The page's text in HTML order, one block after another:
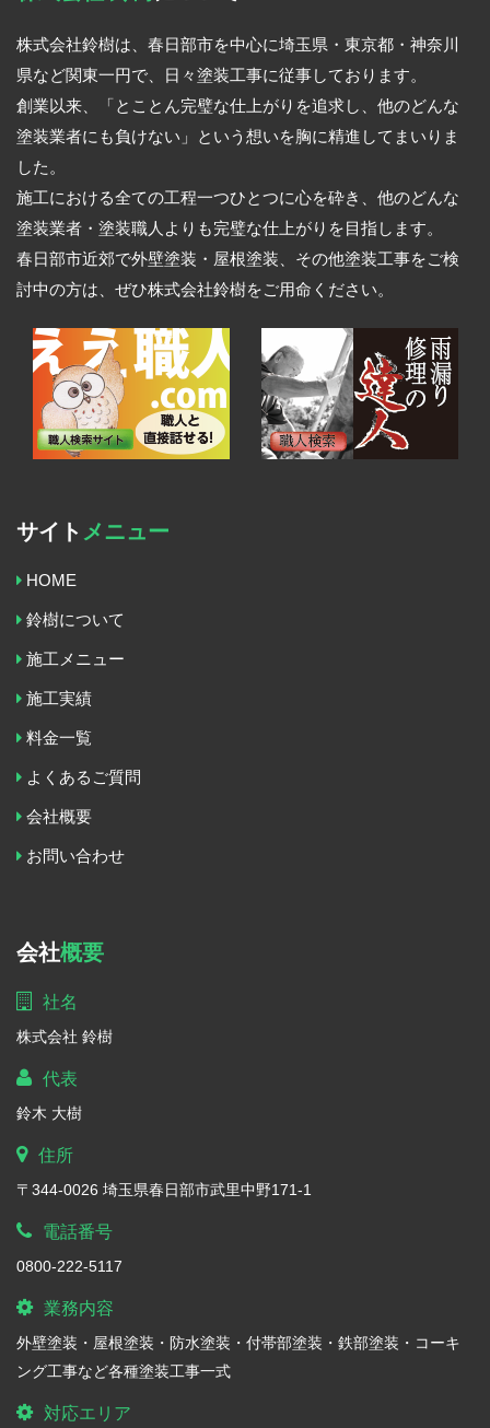
株式会社鈴樹は、春日部市を中心に埼玉県・東京都・神奈川
県など関東一円で、日々塗装工事に従事しております。
創業以来、「とことん完璧な仕上がりを追求し、他のどんな
塗装業者にも負けない」という想いを胸に精進してまいりま
した。
施工における全ての工程一つひとつに心を砕き、他のどんな
塗装業者・塗装職人よりも完璧な仕上がりを目指します。
春日部市近郊で外壁塗装・屋根塗装、その他塗装工事をご検
討中の方は、ぜひ株式会社鈴樹をご用命ください。
サイト メニュー
HOME
鈴樹について
施工メニュー
施工実績
料金一覧
よくあるご質問
会社概要
お問い合わせ
会社概要
社名
株式会社 鈴樹
代表
鈴木 大樹
住所
〒344-0026 埼玉県春日部市武里中野171-1
電話番号
0800-222-5117
業務内容
外壁塗装・屋根塗装・防水塗装・付帯部塗装・鉄部塗装・コーキ
ング工事など各種塗装工事一式
対応エリア